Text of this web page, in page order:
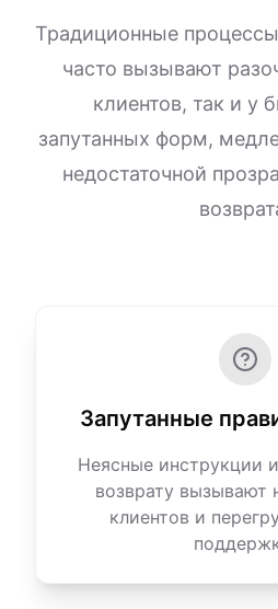
Традиционные
часто вызывают
клиентов, так и у
запутанных форм,
недостаточной
Запутанные
Неясные инструкции
возврату вызывают
клиентов и